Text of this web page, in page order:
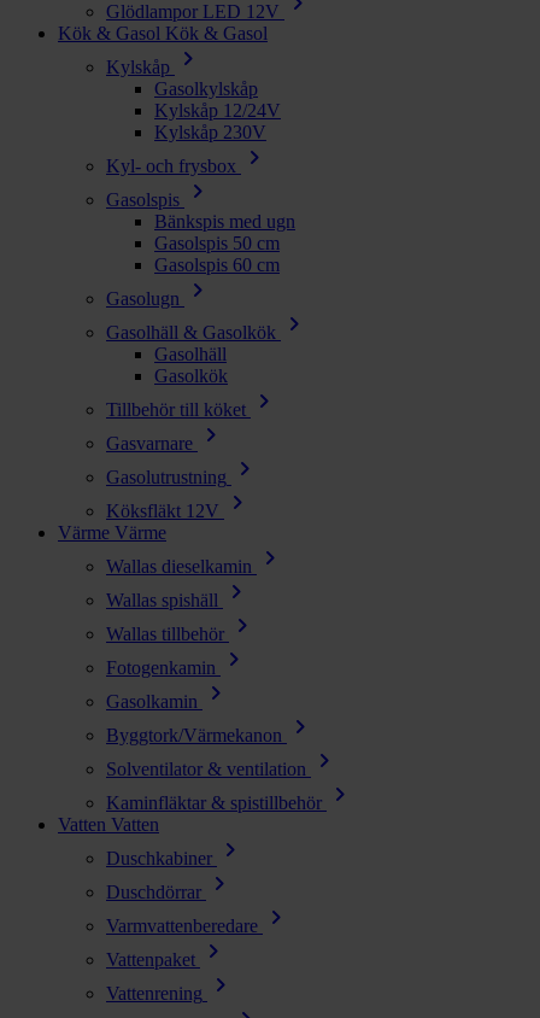
Glödlampor LED 12V
Kök & Gasol Kök & Gasol
Kylskåp
chevron_right
Gasolkylskåp
Kylskåp 12/24V
Kylskåp 230V
Kyl- och frysbox
chevron_right
Gasolspis chevron_right
Bänkspis med ugn
Gasolspis 50 cm
Gasolspis 60 cm
Gasolugn
chevron_right
Gasolhäll & Gasolkök chevron_right
Gasolhäll
Gasolkök
Tillbehör till köket
chevron_right
Gasvarnare chevron_right
Gasolutrustning chevron_right
Köksfläkt 12V chevron_right
Värme Värme
Wallas dieselkamin
chevron_right
Wallas spishäll chevron_right
Wallas tillbehör chevron_right
Fotogenkamin chevron_right
Gasolkamin chevron_right
Byggtork/Värmekanon chevron_right
Solventilator & ventilation chevron_right
Kaminfläktar & spistillbehör chevron_right
Vatten Vatten
Duschkabiner
chevron_right
Duschdörrar chevron_right
Varmvattenberedare chevron_right
Vattenpaket chevron_right
Vattenrening chevron_right